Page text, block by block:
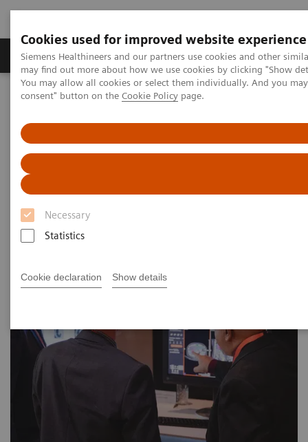
Cookies used for improved website experience
Siemens Healthineers and our partners use cookies and other
may find out more about how we use cookies by clicking "Show
You may allow all cookies or select them individually. And you
consent" button on the Cookie Policy page.
Necessary
Statistics
Cookie declaration Show details
Produkter och lösningar Kliniska specialiteter
Hem Bilddiagnostik
Molecular Imaging
Image 81
Image 81